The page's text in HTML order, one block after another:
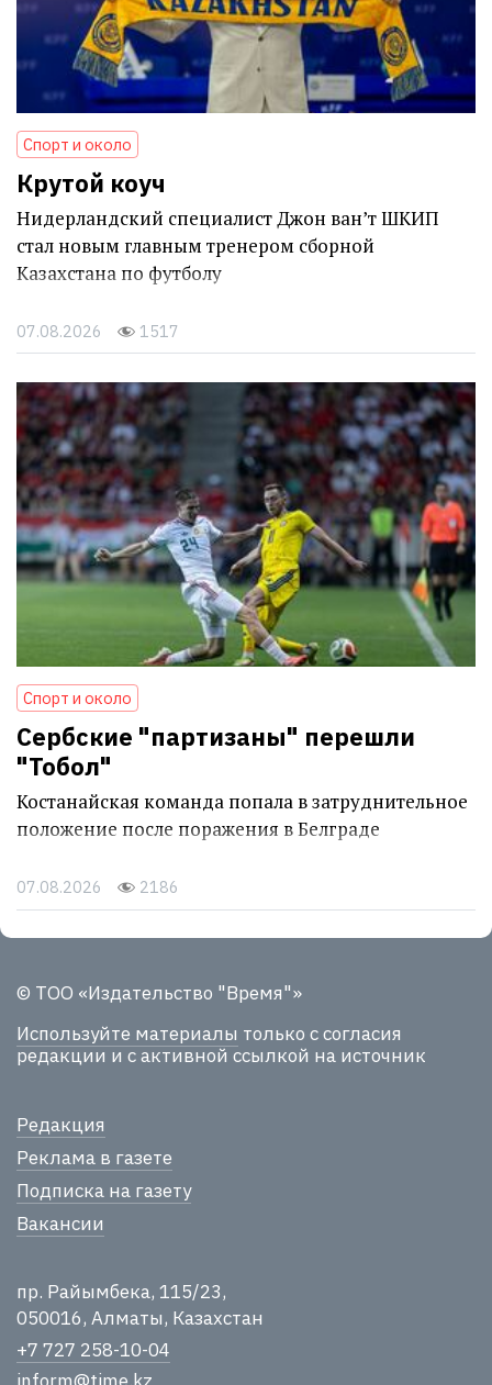
Спорт и около
Крутой коуч
Нидерландский специалист Джон ван’т ШКИП
стал новым главным тренером сборной
Казахстана по футболу
07.08.2026 1517
Спорт и около
Сербские "партизаны" перешли
"Тобол"
Костанайская команда попала в затруднительное
положение после поражения в Белграде
07.08.2026 2186
© ТОО «Издательство "Время"»
Используйте материалы только с согласия
редакции и с активной ссылкой на источник
Редакция
Реклама в газете
Подписка на газету
Вакансии
пр. Райымбека, 115/23,
050016, Алматы, Казахстан
+7 727 258-10-04